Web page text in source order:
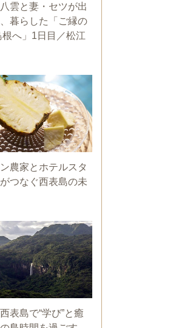
雲と妻・セツが出
暮らした「ご縁の
根へ」1日目／松江
農家とホテルスタ
つなぐ西表島の未
表島で“学び”と癒